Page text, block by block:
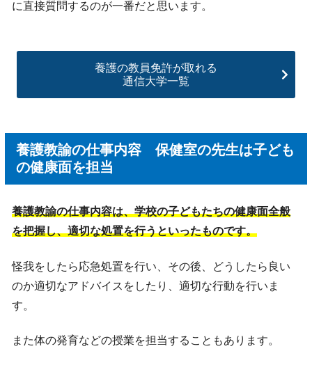
に直接質問するのが一番だと思います。
養護の教員免許が取れる
通信大学一覧
養護教諭の仕事内容 保健室の先生は子ども
の健康面を担当
養護教諭の仕事内容は、学校の子どもたちの健康面全般
を把握し、適切な処置を行うといったものです。
怪我をしたら応急処置を行い、その後、どうしたら良い
のか適切なアドバイスをしたり、適切な行動を行いま
す。
また体の発育などの授業を担当することもあります。